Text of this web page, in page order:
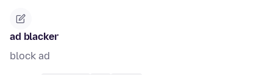
ad blacker
block ad